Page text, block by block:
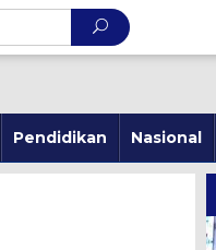
Pendidikan Nasional